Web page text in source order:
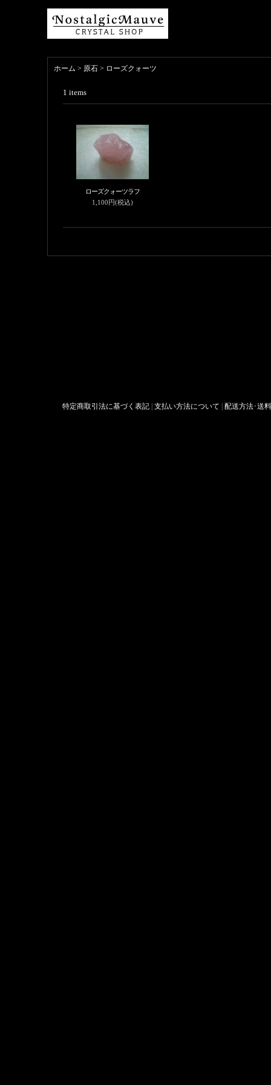
ホーム > 原石> ローズクォーツ
1 items
ローズクォーツラフ
1,100円(税込)
特定商取引法に基づく表記| 支払い方法について 配送方法･送